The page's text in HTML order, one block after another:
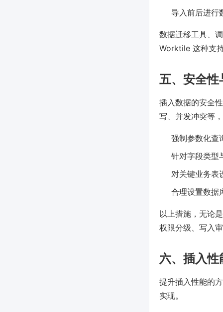
导入前后进行
数据迁移工具、
Worktile 这种支
五、安全性
插入数据的安全
写、并发冲突等
强制参数化查
针对字段类型
对关键业务表
合理设置数据
以上措施，无论
权限分级、写入
六、插入
提升插入性能的
实现。